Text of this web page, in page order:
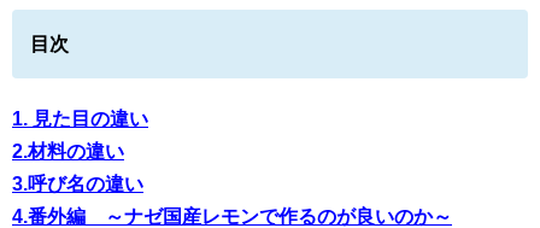
目次
1. 見た目の違い
2.材料の違い
3.呼び名の違い
4.番外編 ～ナゼ国産レモンで作るのが良いのか～